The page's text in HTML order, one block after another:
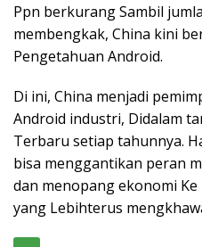
Ppn berkurang Sambil
membengkak, China kini
Pengetahuan Android.
Di ini, China menjadi
Android industri, Didalam
Terbaru setiap tahunnya.
bisa menggantikan peran
dan menopang ekonomi
yang Lebihterus